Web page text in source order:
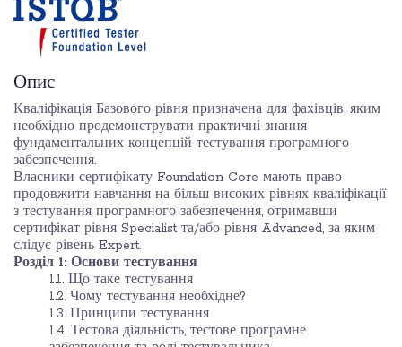
Опис
Кваліфікація Базового рівня призначена для фахівців, яким
необхідно продемонструвати практичні знання
фундаментальних концепцій тестування програмного
забезпечення.
Власники сертифікату Foundation Core мають право
продовжити навчання на більш високих рівнях кваліфікації
з тестування програмного забезпечення, отримавши
сертифікат рівня Specialist та/або рівня Advanced, за яким
слідує рівень Expert.
Розділ 1: Основи тестування
1.1. Що таке тестування
1.2. Чому тестування необхідне?
1.3. Принципи тестування
1.4. Тестова діяльність, тестове програмне